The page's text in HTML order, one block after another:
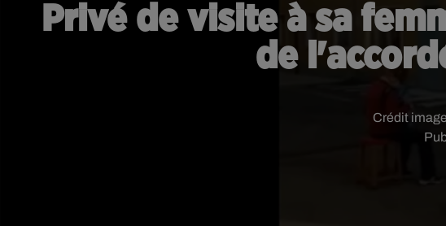
Privé de visite à sa
de
Crédit